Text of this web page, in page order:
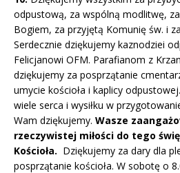
odpustową, za wspólną modlitwę,
Bogiem, za przyjętą Komunię św. i
Serdecznie dziękujemy kaznodziei
Felicjanowi OFM. Parafianom z
dziękujemy za posprzątanie
umycie kościoła i kaplicy odpustowej.
wiele serca i wysiłku w
Wam dziękujemy. Wasze
rzeczywistej miłości do tego
Kościoła. Dziękujemy za dary dla
posprzątanie kościoła. W sobotę o